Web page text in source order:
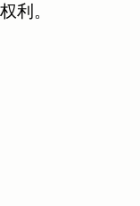
利。